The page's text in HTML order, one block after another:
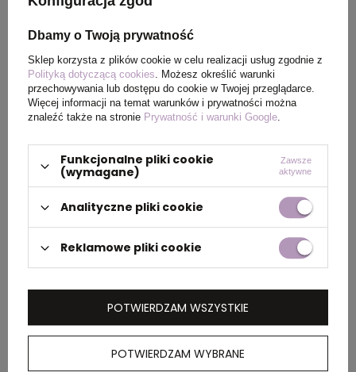
Kolor
PAKOWANIE
kartonu
zewnętrznego
41 x 55 x 26 cm ,40 x 60 x
30 cm
Waga
kartonu
zewnętrznego
13 kg,17 kg
Męska koszulka polo Calgary z krótkim
Dbamy o Twoją prywatność
Sklep korzysta z plików cookie w celu realizacji usług zgodnie z
Polityką dotyczącą cookies. Możesz określić warunki
przechowywania lub dostępu do cookie w Twojej przeglądarce.
Więcej informacji na temat warunków i prywatności można
znaleźć także na stronie Prywatność i warunki Google.
Funkcjonalne pliki cookie
(wymagane)
Zawsze
aktywne
Analityczne pliki cookie
Reklamowe pliki cookie
POTWIERDZAM WYBRANE
POTWIERDZAM WSZYSTKIE